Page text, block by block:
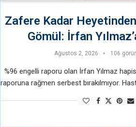
Zafere Kadar
Gömül: İrfan
Ağustos 2, 2026 106
%96 engelli raporu olan İrfan Yılmaz
raporuna rağmen serbest bırakılmıyor.
raporunu dahi hiçe sayıyorlar. Zafere Kadar